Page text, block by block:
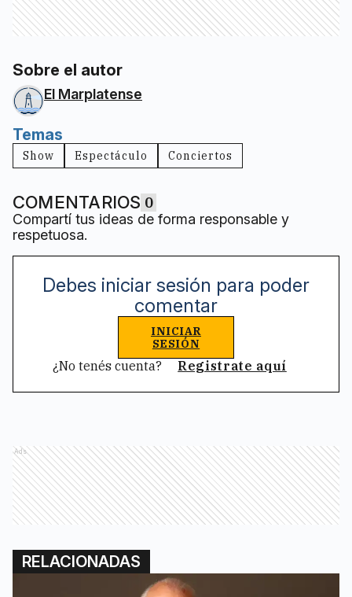
Sobre el autor
El Marplatense
Temas
Show Espectáculo Conciertos
COMENTARIOS 0
Compartí tus ideas de forma responsable y
respetuosa.
Debes iniciar sesión para poder
comentar
INICIAR
SESIÓN
¿No tenés cuenta? Registrate aquí
Ads
RELACIONADAS